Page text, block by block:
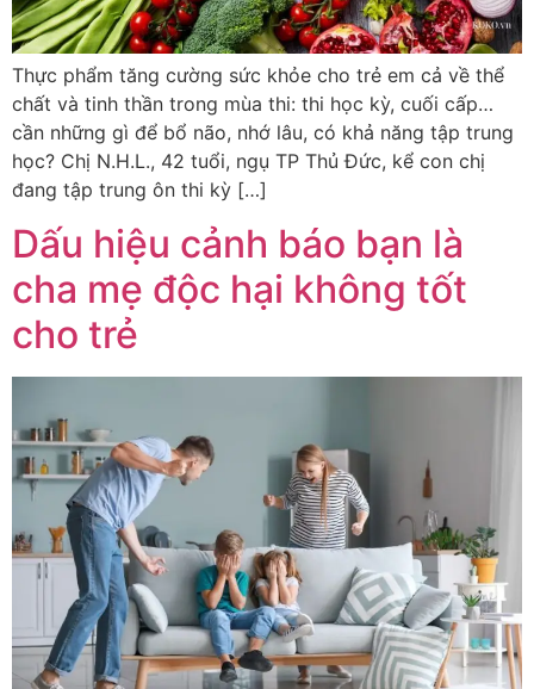
Thực phẩm tăng cường sức khỏe cho trẻ em cả về thể
chất và tinh thần trong mùa thi: thi học kỳ, cuối cấp…
cần những gì để bổ não, nhớ lâu, có khả năng tập trung
học? Chị N.H.L., 42 tuổi, ngụ TP Thủ Đức, kể con chị
đang tập trung ôn thi kỳ […]
Dấu hiệu cảnh báo bạn là
cha mẹ độc hại không tốt
cho trẻ